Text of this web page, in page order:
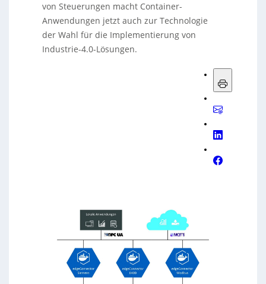
von Steuerungen macht Container-
Anwendungen jetzt auch zur Technologie
der Wahl für die Implementierung von
Industrie-4.0-Lösungen.